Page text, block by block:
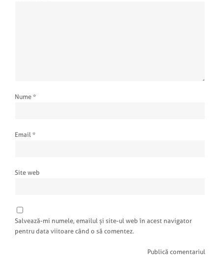
Nume *
Email *
Site web
Salvează-mi numele, emailul și site-ul web în acest navigator
pentru data viitoare când o să comentez.